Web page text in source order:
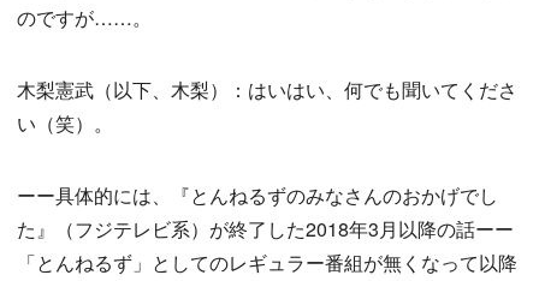
のですが……。
木梨憲武（以下、木梨）：はいはい、何でも聞いてくださ
い（笑）。
ーー具体的には、『とんねるずのみなさんのおかげでし
た』（フジテレビ系）が終了した2018年3月以降の話ーー
「とんねるず」としてのレギュラー番組が無くなって以降